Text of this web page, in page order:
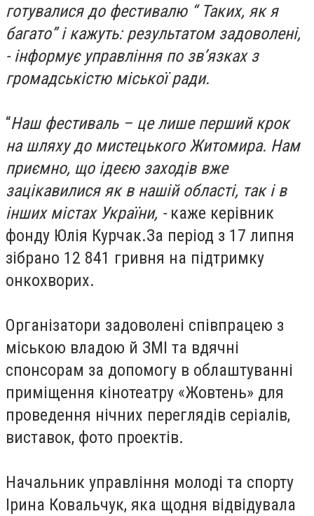
готувалися до фестивалю “ Таких, як я
багато” і кажуть: результатом задоволені,
- інформує управління по зв’язках з
громадськістю міської ради.
“Наш фестиваль – це лише перший крок
на шляху до мистецького Житомира. Нам
приємно, що ідеєю заходів вже
зацікавилися як в нашій області, так і в
інших містах України, - каже керівник
фонду Юлія Курчак.За період з 17 липня
зібрано 12 841 гривня на підтримку
онкохворих.
Організатори задоволені співпрацею з
міською владою й ЗМІ та вдячні
спонсорам за допомогу в облаштуванні
приміщення кінотеатру «Жовтень» для
проведення нічних переглядів серіалів,
виставок, фото проектів.
Начальник управління молоді та спорту
Ірина Ковальчук, яка щодня відвідувала